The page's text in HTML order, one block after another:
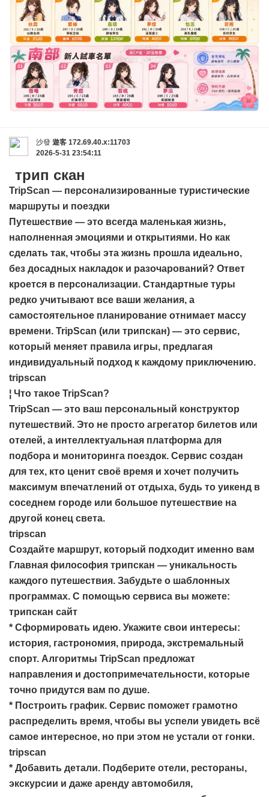
沙發 遊客 172.69.40.x:11703
2026-5-31 23:54:11
трип скан
TripScan — персонализированные туристические
маршруты и поездки
Путешествие — это всегда маленькая жизнь,
наполненная эмоциями и открытиями. Но как
сделать так, чтобы эта жизнь прошла идеально,
без досадных накладок и разочарований? Ответ
кроется в персонализации. Стандартные туры
редко учитывают все ваши желания, а
самостоятельное планирование отнимает массу
времени. TripScan (или трипскан) — это сервис,
который меняет правила игры, предлагая
индивидуальный подход к каждому приключению.
tripscan
¦ Что такое TripScan?
TripScan — это ваш персональный конструктор
путешествий. Это не просто агрегатор билетов или
отелей, а интеллектуальная платформа для
подбора и мониторинга поездок. Сервис создан
для тех, кто ценит своё время и хочет получить
максимум впечатлений от отдыха, будь то уикенд в
соседнем городе или большое путешествие на
другой конец света.
tripscan
Создайте маршрут, который подходит именно вам
Главная философия трипскан — уникальность
каждого путешествия. Забудьте о шаблонных
программах. С помощью сервиса вы можете:
трипскан сайт
* Сформировать идею. Укажите свои интересы:
история, гастрономия, природа, экстремальный
спорт. Алгоритмы TripScan предложат
направления и достопримечательности, которые
точно придутся вам по душе.
* Построить график. Сервис поможет грамотно
распределить время, чтобы вы успели увидеть всё
самое интересное, но при этом не устали от гонки.
tripscan
* Добавить детали. Подберите отели, рестораны,
экскурсии и даже аренду автомобиля,